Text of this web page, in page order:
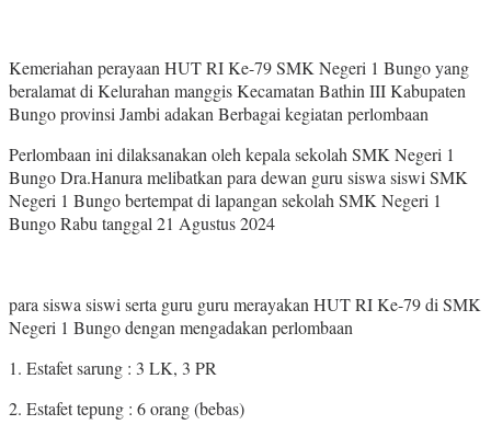
Kemeriahan perayaan HUT RI Ke-79 SMK Negeri 1 Bungo yang
beralamat di Kelurahan manggis Kecamatan Bathin III Kabupaten
Bungo provinsi Jambi adakan Berbagai kegiatan perlombaan
Perlombaan ini dilaksanakan oleh kepala sekolah SMK Negeri 1
Bungo Dra.Hanura melibatkan para dewan guru siswa siswi SMK
Negeri 1 Bungo bertempat di lapangan sekolah SMK Negeri 1
Bungo Rabu tanggal 21 Agustus 2024
para siswa siswi serta guru guru merayakan HUT RI Ke-79 di SMK
Negeri 1 Bungo dengan mengadakan perlombaan
1. Estafet sarung : 3 LK, 3 PR
2. Estafet tepung : 6 orang (bebas)